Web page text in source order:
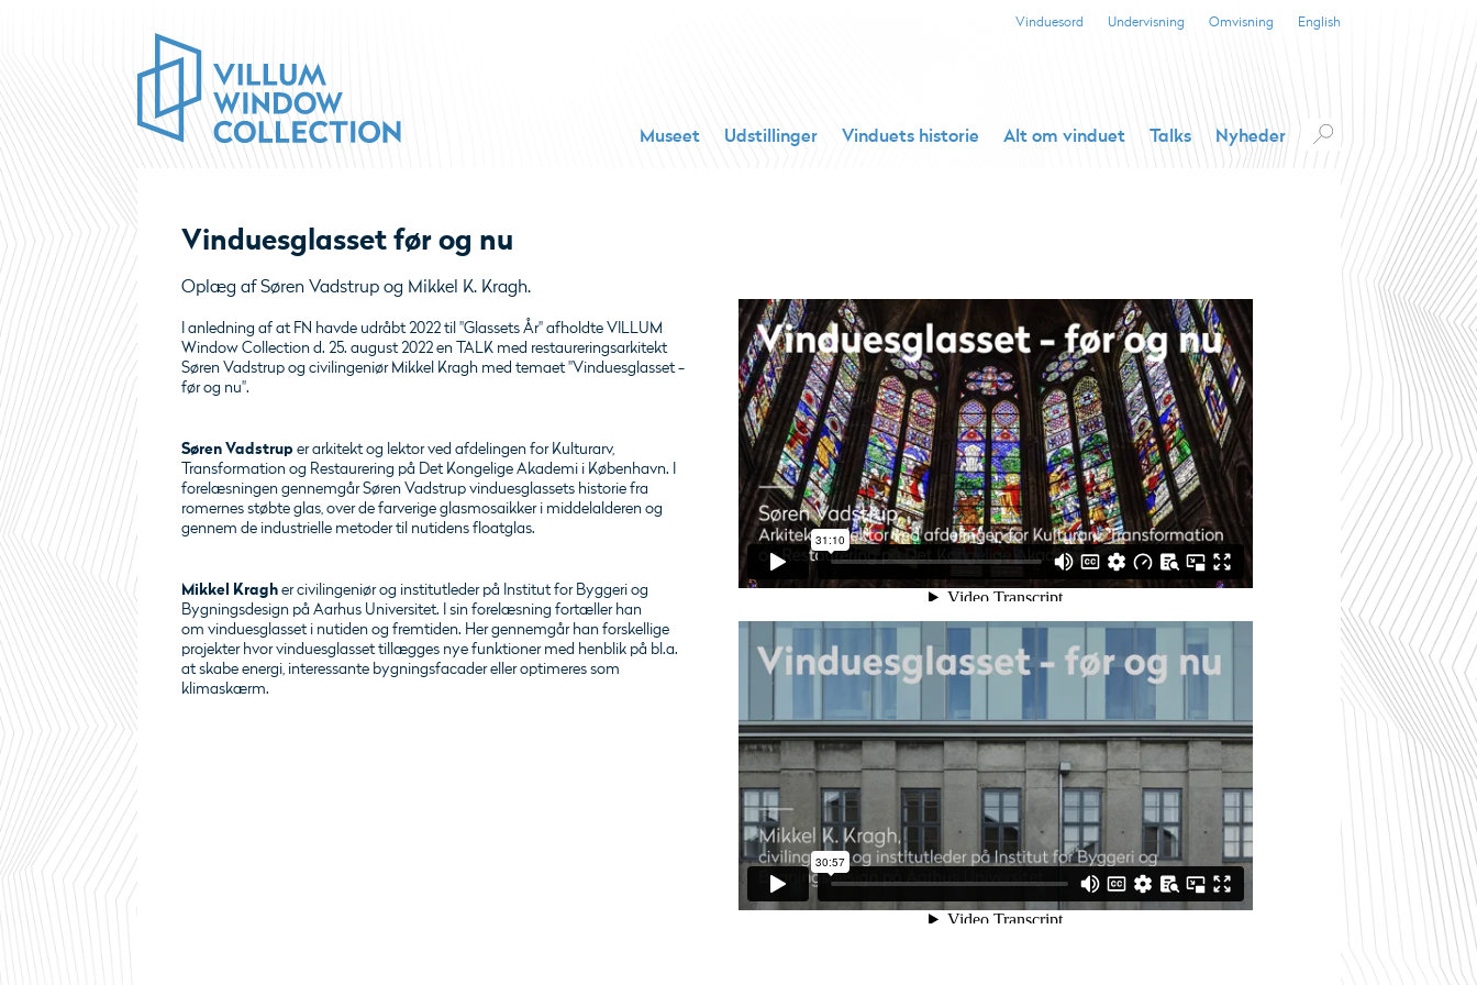
English
Vinduesord Undervisning Omvisning
Museet Udstillinger Vinduets historie Alt om vinduet Talks Nyheder
Vinduesglasset før og nu
Oplæg af Søren Vadstrup og Mikkel K. Kragh.
I anledning af at FN havde udråbt 2022 til "Glassets År" afholdte VILLUM
Window Collection d. 25. august 2022 en TALK med restaureringsarkitekt
Søren Vadstrup og civilingeniør Mikkel Kragh med temaet "Vinduesglasset -
før og nu".
Søren Vadstruper arkitekt og lektor ved afdelingen for Kulturarv,
Transformation og Restaurering på Det Kongelige Akademi i København. I
forelæsningen gennemgår Søren Vadstrup vinduesglassets historie fra
romernes støbte glas, over de farverige glasmosaikker i middelalderen og
gennem de industrielle metoder til nutidens floatglas.
Mikkel Kragher civilingeniør og institutleder på Institut for Byggeri og
Bygningsdesign på Aarhus Universitet. I sin forelæsning fortæller han
om vinduesglasset i nutiden og fremtiden. Her gennemgår han forskellige
projekter hvor vinduesglasset tillægges nye funktioner med henblik på bl.a.
at skabe energi, interessante bygningsfacader eller optimeres som
klimaskærm.